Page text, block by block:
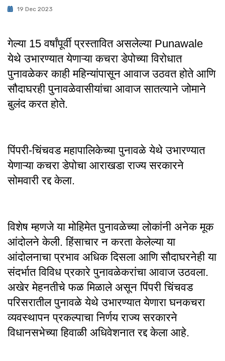
19 Dec 2023
गेल्या 15 वर्षांपूर्वी प्रस्तावित असलेल्या Punawale
येथे उभारण्यात येणाऱ्या कचरा डेपोच्या विरोधात
पुनावळेकर काही महिन्यांपासून आवाज उठवत होते आणि
सौदाघरही पुनावळेवासीयांचा आवाज सातत्याने जोमाने
बुलंद करत होते.
पिंपरी-चिंचवड महापालिकेच्या पुनावळे येथे उभारण्यात
येणाऱ्या कचरा डेपोचा आराखडा राज्य सरकारने
सोमवारी रद्द केला.
विशेष म्हणजे या मोहिमेत पुनावळेच्या लोकांनी अनेक मूक
आंदोलने केली. हिंसाचार न करता केलेल्या या
आंदोलनाचा प्रभाव अधिक दिसला आणि सौदाघरनेही या
संदर्भात विविध प्रकारे पुनावळेकरांचा आवाज उठवला.
अखेर मेहनतीचे फळ मिळाले असून पिंपरी चिंचवड
परिसरातील पुनावळे येथे उभारण्यात येणारा घनकचरा
व्यवस्थापन प्रकल्पाचा निर्णय राज्य सरकारने
विधानसभेच्या हिवाळी अधिवेशनात रद्द केला आहे.